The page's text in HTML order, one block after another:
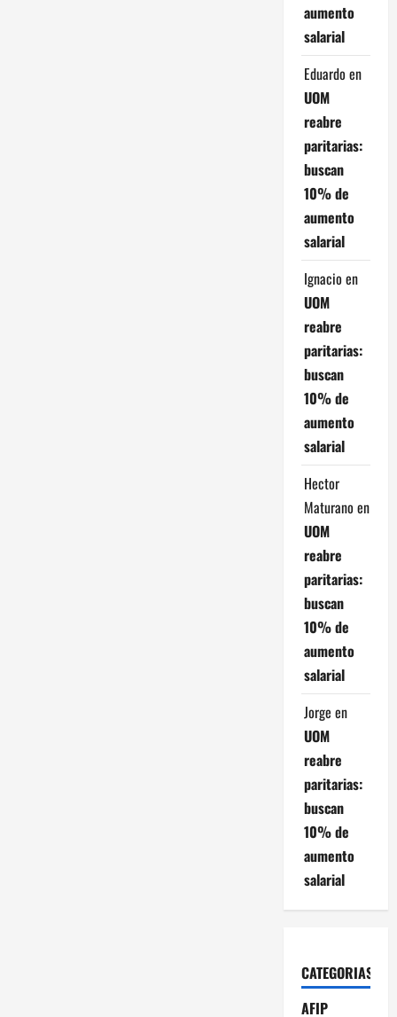
aumento
salarial
Eduardo en
UOM
reabre
paritarias:
buscan
10% de
aumento
salarial
Ignacio en
UOM
reabre
paritarias:
buscan
10% de
aumento
salarial
Hector
Maturano en
UOM
reabre
paritarias:
buscan
10% de
aumento
salarial
Jorge en
UOM
reabre
paritarias:
buscan
10% de
aumento
salarial
CATEGORIAS
AFIP